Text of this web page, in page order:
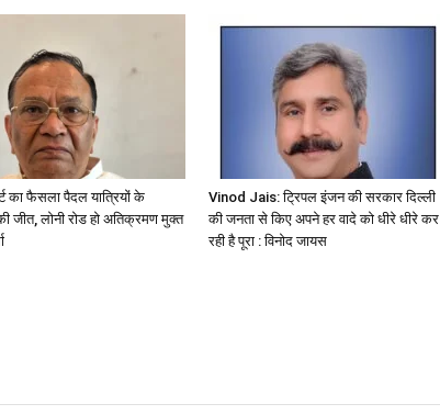
का फैसला पैदल यात्रियों के
जीत, लोनी रोड हो अतिक्रमण मुक्त
Vinod Jais: ट्रिपल इंजन की सरकार दिल्ली
की जनता से किए अपने हर वादे को धीरे धीरे कर
रही है पूरा : विनोद जायस